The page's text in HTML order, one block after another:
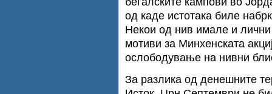
од каде истотака биле
Некои од нив имале и лични
мотиви за Минхенската
ослободување на нивни
За разлика од денешните